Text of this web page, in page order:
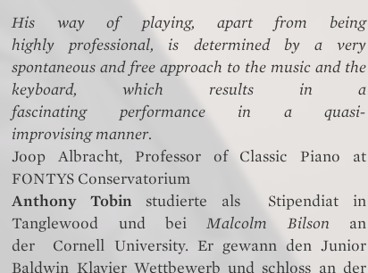
His way of playing, apart from being
highly professional, is determined by a very
spontaneous and free approach to the music and the
keyboard, which results in a
fascinating performance in a quasi-
improvising manner.
Joop Albracht, Professor of Classic Piano at
FONTYS Conservatorium
Anthony Tobin studierte als Stipendiat in
Tanglewood und bei Malcolm Bilson an
der Cornell University. Er gewann den Junior
Baldwin Klavier Wettbewerb und schloss an der